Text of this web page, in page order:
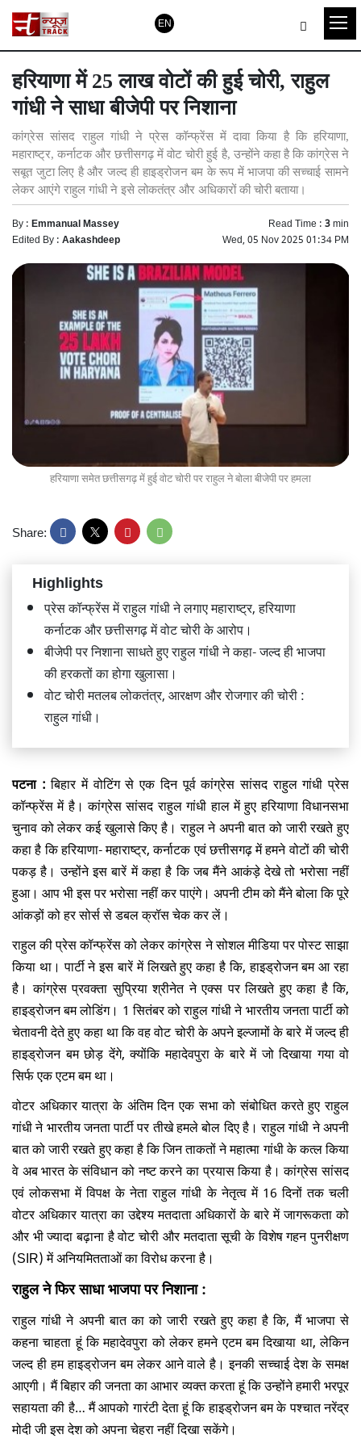
EN
हरियाणा में 25 लाख वोटों की हुई चोरी, राहुल
गांधी ने साधा बीजेपी पर निशाना
कांग्रेस सांसद राहुल गांधी ने प्रेस कॉन्फ्रेंस में दावा किया है कि हरियाणा,
महाराष्ट्र, कर्नाटक और छत्तीसगढ़ में वोट चोरी हुई है, उन्होंने कहा है कि कांग्रेस ने
सबूत जुटा लिए है और जल्द ही हाइड्रोजन बम के रूप में भाजपा की सच्चाई सामने
लेकर आएंगे राहुल गांधी ने इसे लोकतंत्र और अधिकारों की चोरी बताया।
By :Emmanual Massey Read Time :3min
Edited By :Aakashdeep Wed, 05 Nov 2025 01:34 PM
हरियाणा समेत छत्तीसगढ़ में हुई वोट चोरी पर राहुल ने बोला बीजेपी पर हमला
Share:
Highlights
प्रेस कॉन्फ्रेंस में राहुल गांधी ने लगाए महाराष्ट्र, हरियाणा
कर्नाटक और छत्तीसगढ़ में वोट चोरी के आरोप।
बीजेपी पर निशाना साधते हुए राहुल गांधी ने कहा- जल्द ही भाजपा
की हरकतों का होगा खुलासा।
वोट चोरी मतलब लोकतंत्र, आरक्षण और रोजगार की चोरी :
राहुल गांधी।
पटना :बिहार में वोटिंग से एक दिन पूर्व कांग्रेस सांसद राहुल गांधी प्रेस
कॉन्फ्रेंस में है। कांग्रेस सांसद राहुल गांधी हाल में हुए हरियाणा विधानसभा
चुनाव को लेकर कई खुलासे किए है। राहुल ने अपनी बात को जारी रखते हुए
कहा है कि हरियाणा- महाराष्ट्र, कर्नाटक एवं छत्तीसगढ़ में हमने वोटों की चोरी
पकड़ है। उन्होंने इस बारें में कहा है कि जब मैंने आकंड़े देखे तो भरोसा नहीं
हुआ। आप भी इस पर भरोसा नहीं कर पाएंगे। अपनी टीम को मैंने बोला कि पूरे
आंकड़ों को हर सोर्स से डबल क्रॉस चेक कर लें।
राहुल की प्रेस कॉन्फ्रेंस को लेकर कांग्रेस ने सोशल मीडिया पर पोस्ट साझा
किया था। पार्टी ने इस बारें में लिखते हुए कहा है कि, हाइड्रोजन बम आ रहा
है। कांग्रेस प्रवक्ता सुप्रिया श्रीनेत ने एक्स पर लिखते हुए कहा है कि,
हाइड्रोजन बम लोडिंग। 1 सितंबर को राहुल गांधी ने भारतीय जनता पार्टी को
चेतावनी देते हुए कहा था कि वह वोट चोरी के अपने इल्जामों के बारे में जल्द ही
हाइड्रोजन बम छोड़ देंगे, क्योंकि महादेवपुरा के बारे में जो दिखाया गया वो
सिर्फ एक एटम बम था।
वोटर अधिकार यात्रा के अंतिम दिन एक सभा को संबोधित करते हुए राहुल
गांधी ने भारतीय जनता पार्टी पर तीखे हमले बोल दिए है। राहुल गांधी ने अपनी
बात को जारी रखते हुए कहा है कि जिन ताकतों ने महात्मा गांधी के कत्ल किया
वे अब भारत के संविधान को नष्ट करने का प्रयास किया है। कांग्रेस सांसद
एवं लोकसभा में विपक्ष के नेता राहुल गांधी के नेतृत्व में 16 दिनों तक चली
वोटर अधिकार यात्रा का उद्देश्य मतदाता अधिकारों के बारे में जागरूकता को
और भी ज्यादा बढ़ाना है वोट चोरी और मतदाता सूची के विशेष गहन पुनरीक्षण
(SIR) में अनियमितताओं का विरोध करना है।
राहुल ने फिर साधा भाजपा पर निशाना :
राहुल गांधी ने अपनी बात का को जारी रखते हुए कहा है कि, मैं भाजपा से
कहना चाहता हूं कि महादेवपुरा को लेकर हमने एटम बम दिखाया था, लेकिन
जल्द ही हम हाइड्रोजन बम लेकर आने वाले है। इनकी सच्चाई देश के समक्ष
आएगी। मैं बिहार की जनता का आभार व्यक्त करता हूं कि उन्होंने हमारी भरपूर
सहायता की है… मैं आपको गारंटी देता हूं कि हाइड्रोजन बम के पश्चात नरेंद्र
मोदी जी इस देश को अपना चेहरा नहीं दिखा सकेंगे।